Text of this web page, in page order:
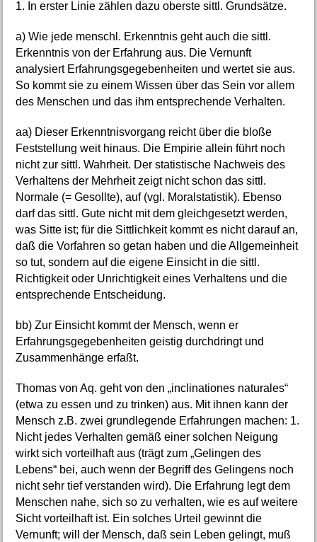
1. In erster Linie zählen dazu oberste sittl. Grundsätze.
a) Wie jede menschl. Erkenntnis geht auch die sittl.
Erkenntnis von der Erfahrung aus. Die Vernunft
analysiert Erfahrungsgegebenheiten und wertet sie aus.
So kommt sie zu einem Wissen über das Sein vor allem
des Menschen und das ihm entsprechende Verhalten.
aa) Dieser Erkenntnisvorgang reicht über die bloße
Feststellung weit hinaus. Die Empirie allein führt noch
nicht zur sittl. Wahrheit. Der statistische Nachweis des
Verhaltens der Mehrheit zeigt nicht schon das sittl.
Normale (= Gesollte), auf (vgl. Moralstatistik). Ebenso
darf das sittl. Gute nicht mit dem gleichgesetzt werden,
was Sitte ist; für die Sittlichkeit kommt es nicht darauf an,
daß die Vorfahren so getan haben und die Allgemeinheit
so tut, sondern auf die eigene Einsicht in die sittl.
Richtigkeit oder Unrichtigkeit eines Verhaltens und die
entsprechende Entscheidung.
bb) Zur Einsicht kommt der Mensch, wenn er
Erfahrungsgegebenheiten geistig durchdringt und
Zusammenhänge erfaßt.
Thomas von Aq. geht von den „inclinationes naturales“
(etwa zu essen und zu trinken) aus. Mit ihnen kann der
Mensch z.B. zwei grundlegende Erfahrungen machen: 1.
Nicht jedes Verhalten gemäß einer solchen Neigung
wirkt sich vorteilhaft aus (trägt zum „Gelingen des
Lebens“ bei, auch wenn der Begriff des Gelingens noch
nicht sehr tief verstanden wird). Die Erfahrung legt dem
Menschen nahe, sich so zu verhalten, wie es auf weitere
Sicht vorteilhaft ist. Ein solches Urteil gewinnt die
Vernunft; will der Mensch, daß sein Leben gelingt, muß